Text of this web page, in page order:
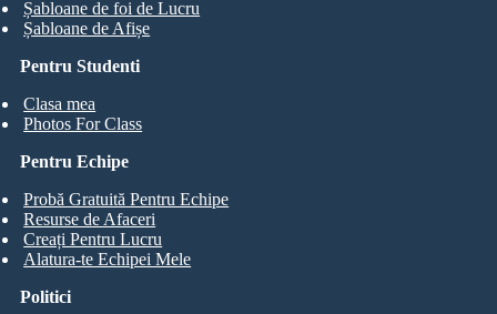
Pentru Studenti
Clasa mea
Photos For Class
Șabloane de foi de Lucru
Șabloane de Afișe
Pentru Echipe
Probă Gratuită Pentru Echipe
Resurse de Afaceri
Creați Pentru Lucru
Alatura-te Echipei Mele
Politici